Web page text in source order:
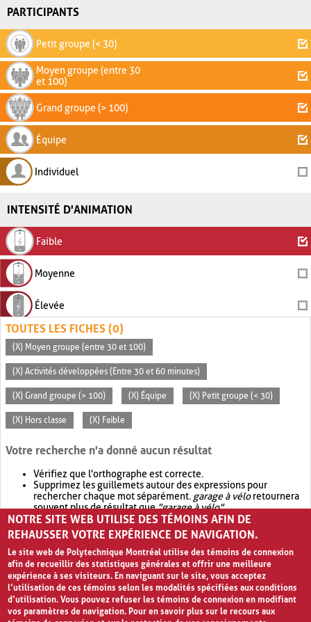
PARTICIPANTS
Petit groupe (< 30)
Moyen groupe (entre 30
et 100)
Grand groupe (> 100)
Équipe
Individuel
INTENSITÉ D'ANIMATION
Faible
Moyenne
Élevée
TOUTES LES FICHES (0)
(X) Moyen groupe (entre 30 et 100)
(X) Activités développées (Entre 30 et 60 minutes)
(X) Grand groupe (> 100) (X) Équipe (X) Petit groupe (< 30)
(X) Hors classe (X) Faible
Votre recherche n'a donné aucun résultat
Vérifiez que l'orthographe est correcte.
Supprimez les guillemets autour des expressions pour
rechercher chaque mot séparément. garage à véloretournera
souvent plus de résultat que"garage à vélo".
Envisagez d'élargir votre recherche avec OR.garage OR vélo
retournera souvent plus de résultat quegarage à vélo
NOTRE SITE WEB UTILISE DES TÉMOINS AFIN DE
REHAUSSER VOTRE EXPÉRIENCE DE NAVIGATION.
Le site web de Polytechnique Montréal utilise des témoins de connexion
afin de recueillir des statistiques générales et offrir une meilleure
expérience à ses visiteurs. En naviguant sur le site, vous acceptez
l’utilisation de ces témoins selon les modalités spécifiées aux conditions
d’utilisation. Vous pouvez refuser les témoins de connexion en modifiant
vos paramètres de navigation. Pour en savoir plus sur le recours aux